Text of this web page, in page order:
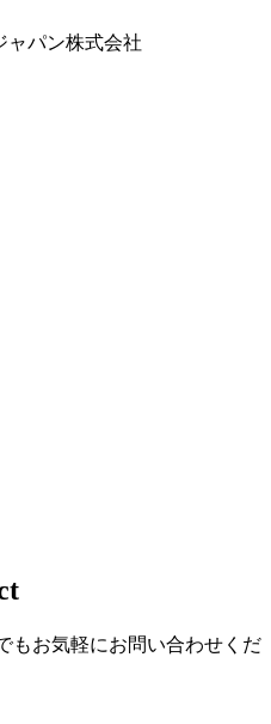
ャパン株式会社
もお気軽にお問い合わせくだ